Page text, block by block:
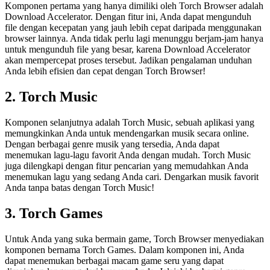
Komponen pertama yang hanya dimiliki oleh Torch Browser adalah
Download Accelerator. Dengan fitur ini, Anda dapat mengunduh
file dengan kecepatan yang jauh lebih cepat daripada menggunakan
browser lainnya. Anda tidak perlu lagi menunggu berjam-jam hanya
untuk mengunduh file yang besar, karena Download Accelerator
akan mempercepat proses tersebut. Jadikan pengalaman unduhan
Anda lebih efisien dan cepat dengan Torch Browser!
2. Torch Music
Komponen selanjutnya adalah Torch Music, sebuah aplikasi yang
memungkinkan Anda untuk mendengarkan musik secara online.
Dengan berbagai genre musik yang tersedia, Anda dapat
menemukan lagu-lagu favorit Anda dengan mudah. Torch Music
juga dilengkapi dengan fitur pencarian yang memudahkan Anda
menemukan lagu yang sedang Anda cari. Dengarkan musik favorit
Anda tanpa batas dengan Torch Music!
3. Torch Games
Untuk Anda yang suka bermain game, Torch Browser menyediakan
komponen bernama Torch Games. Dalam komponen ini, Anda
dapat menemukan berbagai macam game seru yang dapat